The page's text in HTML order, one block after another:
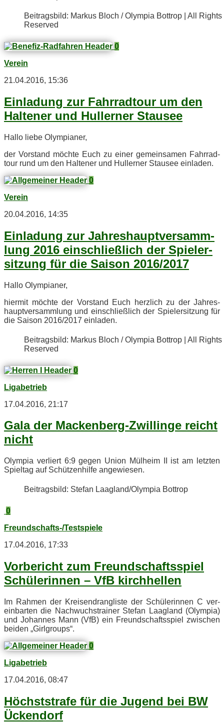
Bei­trags­bild: Mar­kus Bloch / Olym­pia Bot­trop | All Rights
Reserved
0
Verein
21.04.2016, 15:36
Ein­la­dung zur Fahr­rad­tour um den
Hal­te­ner und Hul­ler­ner Stausee
Hal­lo lie­be Olympianer,
der Vor­stand möch­te Euch zu ei­ner ge­mein­sa­men Fahr­rad­
tour rund um den Hal­te­ner und Hul­ler­ner Stau­see einladen.
0
Verein
20.04.2016, 14:35
Ein­la­dung zur Jah­res­haupt­ver­samm­
lung 2016 ein­schließ­lich der Spie­ler­
sit­zung für die Sai­son 2016/2017
Hal­lo Olympianer,
hier­mit möch­te der Vor­stand Euch herz­lich zu der Jah­res­
haupt­ver­samm­lung und ein­schließ­lich der Spie­ler­sit­zung für
die Sai­son 2016/2017 einladen.
Bei­trags­bild: Mar­kus Bloch / Olym­pia Bot­trop | All Rights
Reserved
0
Ligabetrieb
17.04.2016, 21:17
Gala der Ma­cken­berg-Zwil­lin­ge reicht
nicht
Olym­pia ver­liert 6:9 ge­gen Uni­on Mül­heim II ist am letz­ten
Spiel­tag auf Schüt­zen­hil­fe angewiesen.
Bei­trags­bild: Ste­fan Laagland/​Olympia Bottrop
0
Freundschafts-/Testspiele
17.04.2016, 17:33
Vor­be­richt zum Freund­schafts­spiel
Schü­le­rin­nen – VfB kirchhellen
Im Rah­men der Krei­send­rang­lis­te der Schü­le­rin­nen C ver­
ein­bar­ten die Nach­wuchs­trai­ner Ste­fan Laagland (Olym­pia)
und Jo­han­nes Mann (VfB) ein Freund­schafts­spiel zwi­schen
bei­den „Girl­groups“.
0
Ligabetrieb
17.04.2016, 08:47
Höchst­stra­fe für die Ju­gend bei BW
Ückendorf